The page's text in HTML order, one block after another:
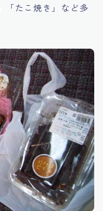
「たこ焼き」など多